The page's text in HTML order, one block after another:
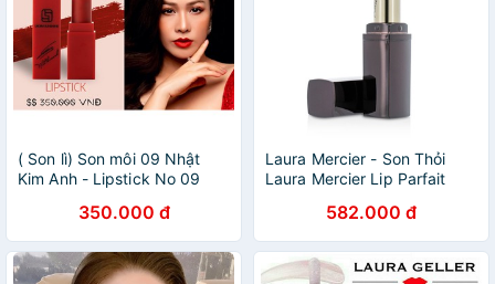
( Son lì) Son môi 09 Nhật
Kim Anh - Lipstick No 09
Màu đỏ gạch350.000 đ
Laura Mercier - Son Thỏi
Laura Mercier Lip Parfait
582.000 đ